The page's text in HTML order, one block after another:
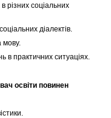
різних соціальних
діалектів.
мову.
в практичних ситуаціях.
освіти повинен